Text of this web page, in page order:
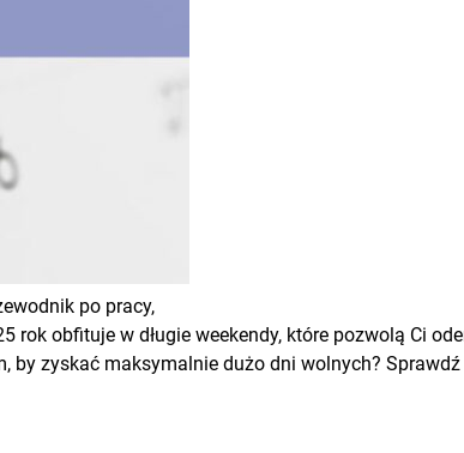
po pracy,
obfituje w długie weekendy, które pozwolą Ci
by zyskać maksymalnie dużo dni wolnych?